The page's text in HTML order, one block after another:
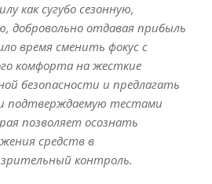
как сугубо сезонную,
добровольно отдавая прибыль
время сменить фокус с
комфорта на жесткие
безопасности и предлагать
подтверждаемую тестами
позволяет осознать
средств в
контроль.